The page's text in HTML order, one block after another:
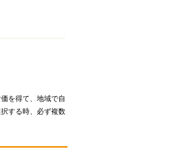
を得て、地域で自
する時、必ず複数